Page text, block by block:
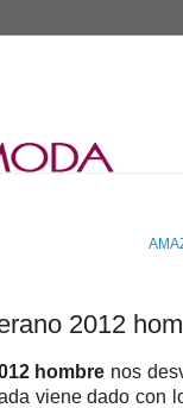
2012
hombre nos
viene dado con